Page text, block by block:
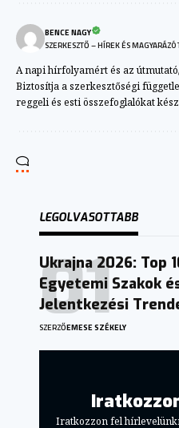
BENCE NAGY
SZERKESZTŐ – HÍREK ÉS
A napi hírfolyamért és az
Biztosítja a szerkesztőségi
reggeli és esti összefoglalókat
LEGOLVASOTTABB
Ukrajna 2026: Top
Egyetemi Szakok
Jelentkezési
SZERZŐEMESE SZÉKELY
Iratkozzon fel